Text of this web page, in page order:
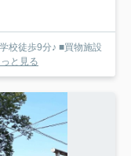
校徒歩9分♪ ■買物施設
っと見る